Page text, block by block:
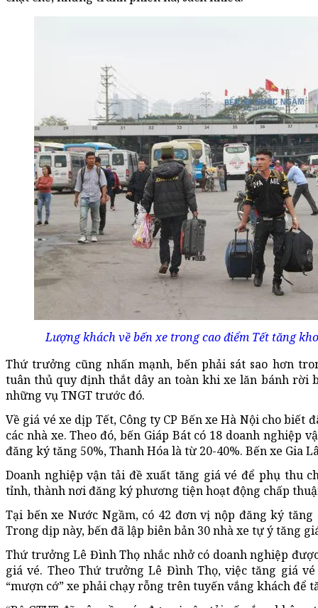
Lượng khách về bến xe trong cao điểm Tết tăng
Thứ trưởng cũng nhấn mạnh, bến phải sát sao hơn
tuân thủ quy định thắt dây an toàn khi xe lăn bánh rời
những vụ TNGT trước đó.
Về giá vé xe dịp Tết, Công ty CP Bến xe Hà Nội cho biết
các nhà xe. Theo đó, bến Giáp Bát có 18 doanh nghiệp
đăng ký tăng 50%, Thanh Hóa là từ 20-40%. Bến xe Gia
Doanh nghiệp vận tải đề xuất tăng giá vé để phụ thu
tỉnh, thành nơi đăng ký phương tiện hoạt động chấp
Tại bến xe Nước Ngầm, có 42 đơn vị nộp đăng ký
Trong dịp này, bến đã lập biên bản 30 nhà xe tự ý tăng
Thứ trưởng Lê Đình Thọ nhắc nhở có doanh nghiệp
giá vé. Theo Thứ trưởng Lê Đình Thọ, việc tăng giá
“mượn cớ” xe phải chạy rỗng trên tuyến vắng khách để